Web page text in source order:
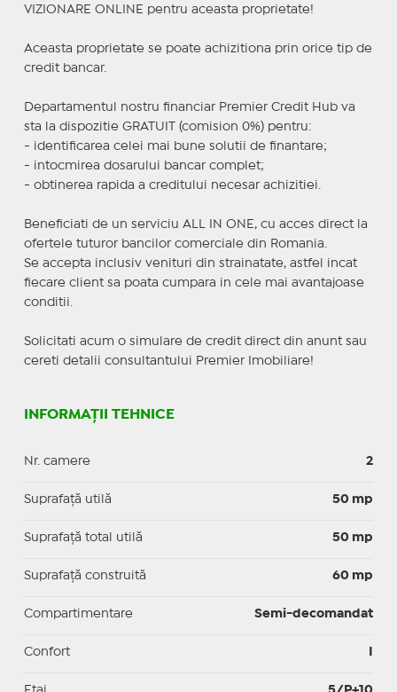
VIZIONARE ONLINE pentru aceasta proprietate!
Aceasta proprietate se poate achizitiona prin orice tip de
credit bancar.
Departamentul nostru financiar Premier Credit Hub va
sta la dispozitie GRATUIT (comision 0%) pentru:
- identificarea celei mai bune solutii de finantare;
- intocmirea dosarului bancar complet;
- obtinerea rapida a creditului necesar achizitiei.
Beneficiati de un serviciu ALL IN ONE, cu acces direct la
ofertele tuturor bancilor comerciale din Romania.
Se accepta inclusiv venituri din strainatate, astfel incat
fiecare client sa poata cumpara in cele mai avantajoase
conditii.
Solicitati acum o simulare de credit direct din anunt sau
cereti detalii consultantului Premier Imobiliare!
INFORMAȚII TEHNICE
Nr. camere 2
Suprafaţă utilă 50 mp
Suprafaţă total utilă 50 mp
Suprafaţă construită 60 mp
Compartimentare Semi-decomandat
Confort